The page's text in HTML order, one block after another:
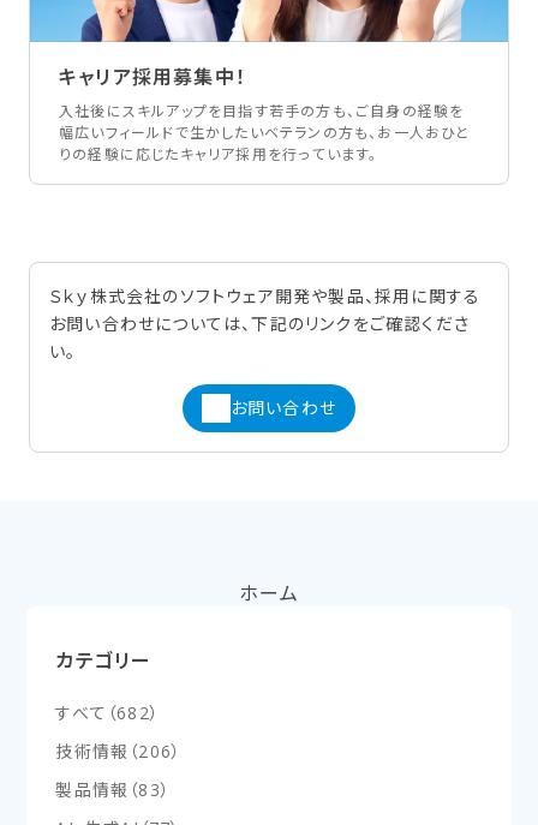
キャリア採用募集中！
入社後にスキルアップを目指す若手の方も、ご自身の経験を
幅広いフィールドで生かしたいベテランの方も、お一人おひと
りの経験に応じたキャリア採用を行っています。
Ｓｋｙ株式会社のソフトウェア開発や製品、採用に関する
お問い合わせについては、下記のリンクをご確認くださ
い。
お問い合わせ
ホーム
カテゴリー
すべて （682）
技術情報 （206）
製品情報 （83）